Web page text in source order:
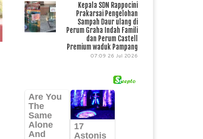
Kepala SDN Rappocini
Prakarsai Pengelohan
Sampah Daur ulang di
Perum Graha Indah Famili
dan Perum Castell
Premium waduk Pampang
07:09 26 Jul 2026